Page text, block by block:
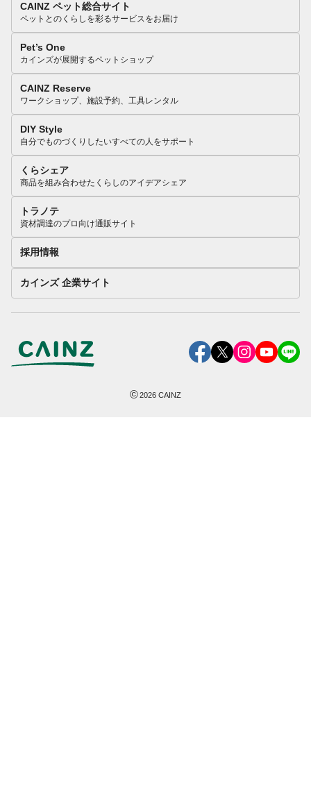
CAINZ ペット総合サイト
ペットとのくらしを彩るサービスをお届け
Pet’s One
カインズが展開するペットショップ
CAINZ Reserve
ワークショップ、施設予約、工具レンタル
DIY Style
自分でものづくりしたいすべての人をサポート
くらシェア
商品を組み合わせたくらしのアイデアシェア
トラノテ
資材調達のプロ向け通販サイト
採用情報
カインズ 企業サイト
©2026 CAINZ